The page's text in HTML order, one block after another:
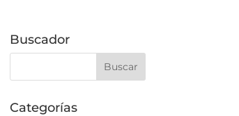
Buscador
Categorías